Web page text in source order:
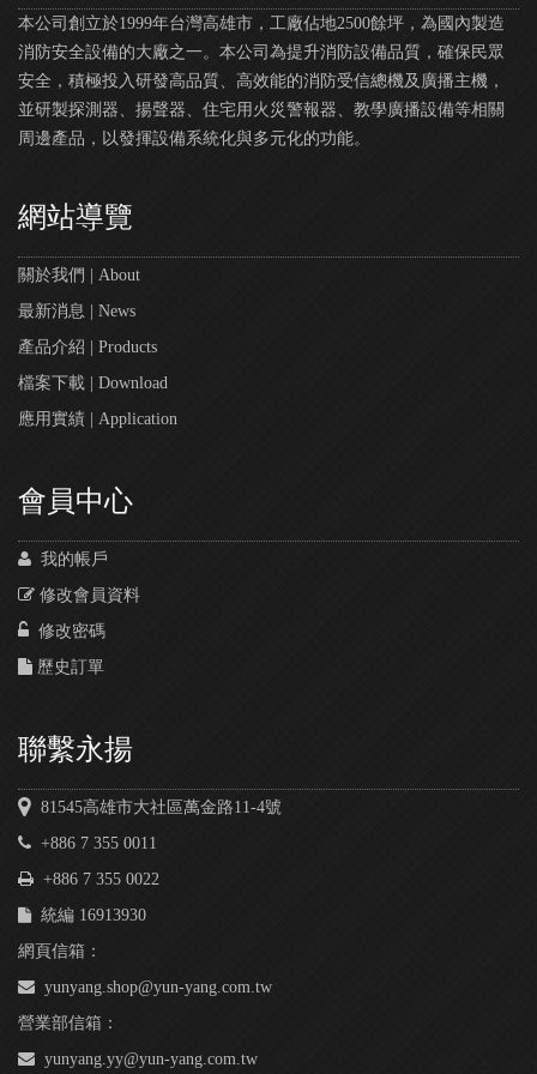
本公司創立於1999年台灣高雄市，工廠佔地2500餘坪，為國內製造
消防安全設備的大廠之一。本公司為提升消防設備品質，確保民眾
安全，積極投入研發高品質、高效能的消防受信總機及廣播主機，
並研製探測器、揚聲器、住宅用火災警報器、教學廣播設備等相關
周邊產品，以發揮設備系統化與多元化的功能。
網站導覽
關於我們 | About
最新消息 | News
產品介紹 | Products
檔案下載 | Download
應用實績 | Application
會員中心
我的帳戶
修改會員資料
修改密碼
歷史訂單
聯繫永揚
81545高雄市大社區萬金路11-4號
+886 7 355 0011
+886 7 355 0022
統編 16913930
網頁信箱：
yunyang.shop@yun-yang.com.tw
營業部信箱：
yunyang.yy@yun-yang.com.tw